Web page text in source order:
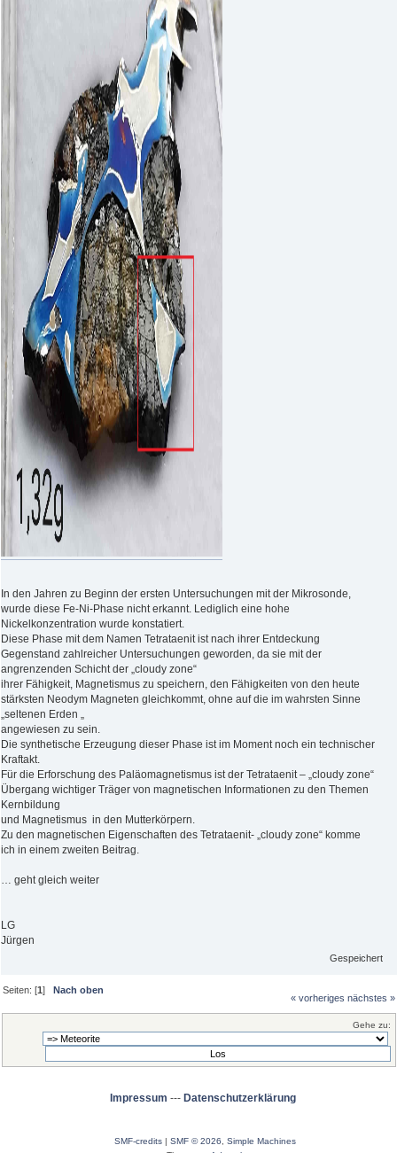
In den Jahren zu Beginn der ersten Untersuchungen mit der Mikrosonde,
wurde diese Fe-Ni-Phase nicht erkannt. Lediglich eine hohe
Nickelkonzentration wurde konstatiert.
Diese Phase mit dem Namen Tetrataenit ist nach ihrer Entdeckung
Gegenstand zahlreicher Untersuchungen geworden, da sie mit der
angrenzenden Schicht der „cloudy zone“
ihrer Fähigkeit, Magnetismus zu speichern, den Fähigkeiten von den heute
stärksten Neodym Magneten gleichkommt, ohne auf die im wahrsten Sinne
„seltenen Erden „
angewiesen zu sein.
Die synthetische Erzeugung dieser Phase ist im Moment noch ein technischer
Kraftakt.
Für die Erforschung des Paläomagnetismus ist der Tetrataenit – „cloudy zone“
Übergang wichtiger Träger von magnetischen Informationen zu den Themen
Kernbildung
und Magnetismus in den Mutterkörpern.
Zu den magnetischen Eigenschaften des Tetrataenit- „cloudy zone“ komme
ich in einem zweiten Beitrag.
… geht gleich weiter
LG
Jürgen
Gespeichert
Seiten: [1] Nach oben
« vorheriges nächstes »
Gehe zu:
Impressum --- Datenschutzerklärung
SMF-credits | SMF © 2026
Simple Machines